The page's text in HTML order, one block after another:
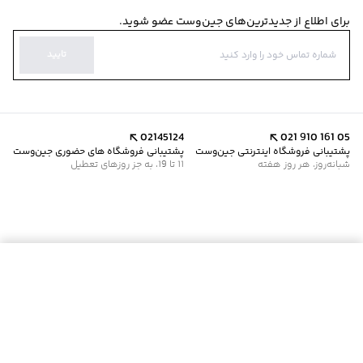
برای اطلاع از جدیدترین‌های جین‌وست عضو شوید.
تایید
021 910 161 05
پشتیبانی فروشگاه اینترنتی جین‌وست
شبانه‌روز، هر روز هفته
02145124
پشتیبانی فروشگاه های حضوری جین‌وست
11 تا 19، به جز روزهای تعطیل